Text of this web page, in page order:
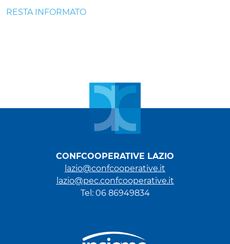
RESTA INFORMATO
CONFCOOPERATIVE LAZIO
lazio@confcooperative.it
lazio@pec.confcooperative.it
Tel: 06 86949834